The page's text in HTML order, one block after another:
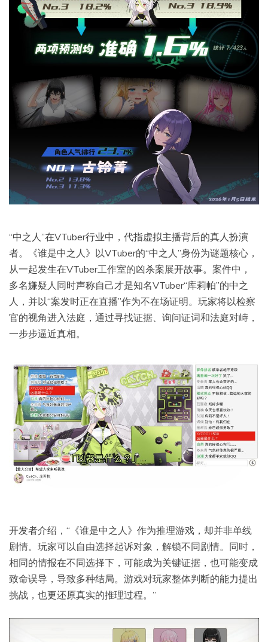
“中之人”在VTuber行业中，代指虚拟主播背后的真人扮演
者。《谁是中之人》以VTuber的“中之人”身份为谜题核心，
从一起发生在VTuber工作室的凶杀案展开故事。案件中，
多名嫌疑人同时声称自己才是知名VTuber“库莉帕”的中之
人，并以“案发时正在直播”作为不在场证明。玩家将以检察
官的视角进入法庭，通过寻找证据、询问证词和法庭对峙，
一步步逼近真相。
开发者介绍，“《谁是中之人》作为推理游戏，却并非单线
剧情。玩家可以自由选择起诉对象，解锁不同剧情。同时，
相同的情报在不同选择下，可能成为关键证据，也可能变成
致命误导，导致多种结局。游戏对玩家整体判断的能力提出
挑战，也更还原真实的推理过程。”